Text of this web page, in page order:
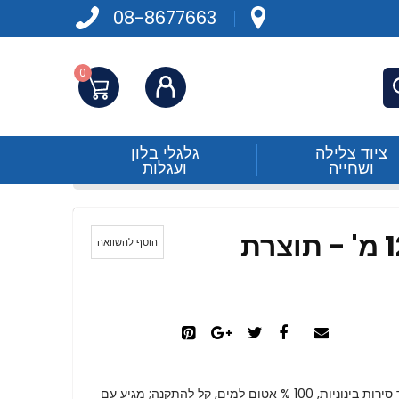
08-8677663
התחברות 0
ציוד צלילה
ושחייה
גלגלי בלון
ועגלות
אור ניווט ביקולור עד 12 מ' - תוצרת
עשוי פוליקרבונט, תואם לסטנדרט IMCO. מיועד עבור סירות בינוניות, 100 % אטום למים, קל להתקנה; מגיע עם
הוסף להשוואה